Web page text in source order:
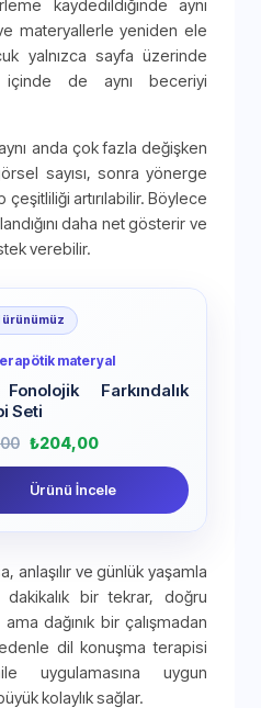
kaydedildiğinde aynı
materyallerle yeniden ele
yalnızca sayfa üzerinde
de aynı beceriyi
anda çok fazla değişken
sayısı, sonra yönerge
artırılabilir. Böylece
daha net gösterir ve
verebilir.
ürünümüz
materyal
Farkındalık
Seti
₺204,00
Ürünü İncele
anlaşılır ve günlük yaşamla
dakikalık bir tekrar, doğru
dağınık bir çalışmadan
dil konuşma terapisi
uygulamasına uygun
kolaylık sağlar.